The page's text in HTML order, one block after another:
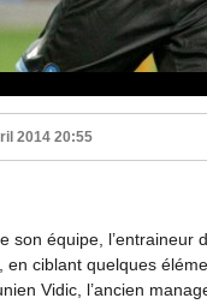
2014 20:55
son équipe, l’entraineur
en ciblant quelques
Vidic, l’ancien